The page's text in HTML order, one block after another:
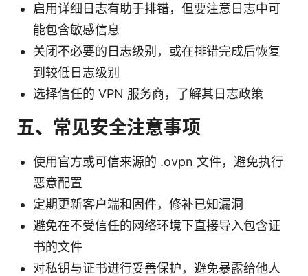
启用详细日志有助于排错，但要注意日志中可
能包含敏感信息
关闭不必要的日志级别，或在排错完成后恢复
到较低日志级别
选择信任的 VPN 服务商，了解其日志政策
五、常见安全注意事项
使用官方或可信来源的 .ovpn 文件，避免执行
恶意配置
定期更新客户端和固件，修补已知漏洞
避免在不受信任的网络环境下直接导入包含证
书的文件
对私钥与证书进行妥善保护，避免暴露给他人